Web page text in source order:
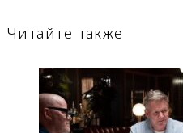
Читайте также